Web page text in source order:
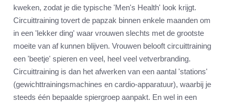
kweken, zodat je die typische 'Men's Health' look krijgt.
Circuittraining tovert de papzak binnen enkele maanden om
in een 'lekker ding' waar vrouwen slechts met de grootste
moeite van af kunnen blijven. Vrouwen belooft circuittraining
een 'beetje' spieren en veel, heel veel vetverbranding.
Circuittraining is dan het afwerken van een aantal 'stations'
(gewichttrainingsmachines en cardio-apparatuur), waarbij je
steeds één bepaalde spiergroep aanpakt. En wel in een